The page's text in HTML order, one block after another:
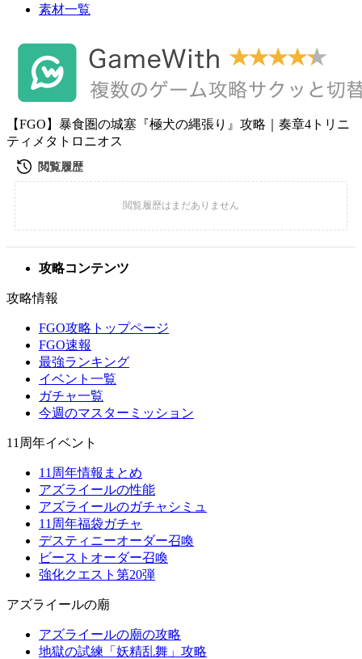
素材一覧
【FGO】暴食圏の城塞『極犬の縄張り』攻略｜奏章4トリニ
ティメタトロニオス
攻略コンテンツ
攻略情報
FGO攻略トップページ
FGO速報
最強ランキング
イベント一覧
ガチャ一覧
今週のマスターミッション
11周年イベント
11周年情報まとめ
アズライールの性能
アズライールのガチャシミュ
11周年福袋ガチャ
デスティニーオーダー召喚
ビーストオーダー召喚
強化クエスト第20弾
アズライールの廟
アズライールの廟の攻略
地獄の試練「妖精乱舞」攻略